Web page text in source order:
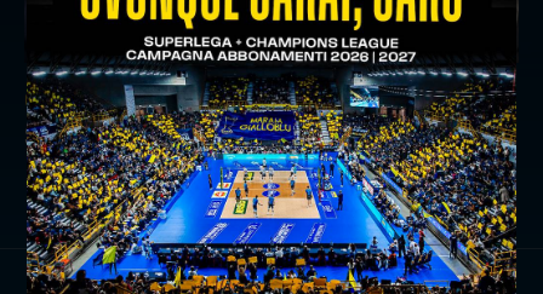
09/02/2026
Stefano Fanini su Radio Sportiva